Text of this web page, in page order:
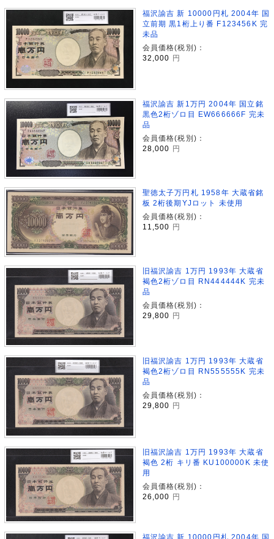
福沢諭吉 新 10000円札 2004年 国
立前期 黒1桁上り番 F123456K 完
未品
会員価格(税別)：
32,000 円
福沢諭吉 新1万円 2004年 国立銘
黒色2桁ゾロ目 EW666666F 完未
品
会員価格(税別)：
28,000
円
聖徳太子万円札 1958年 大蔵省銘
板 2桁後期YJロット 未使用
会員価格(税別)：
11,500
円
旧福沢諭吉 1万円 1993年 大蔵省
褐色2桁ゾロ目 RN444444K 完未
品
会員価格(税別)：
29,800
円
旧福沢諭吉 1万円 1993年 大蔵省
褐色2桁ゾロ目 RN555555K 完未
品
会員価格(税別)：
29,800
円
旧福沢諭吉 1万円 1993年 大蔵省
褐色 2桁 キリ番 KU100000K 未使
用
会員価格(税別)：
26,000 円
福沢諭吉 新 10000円札 2004年 国